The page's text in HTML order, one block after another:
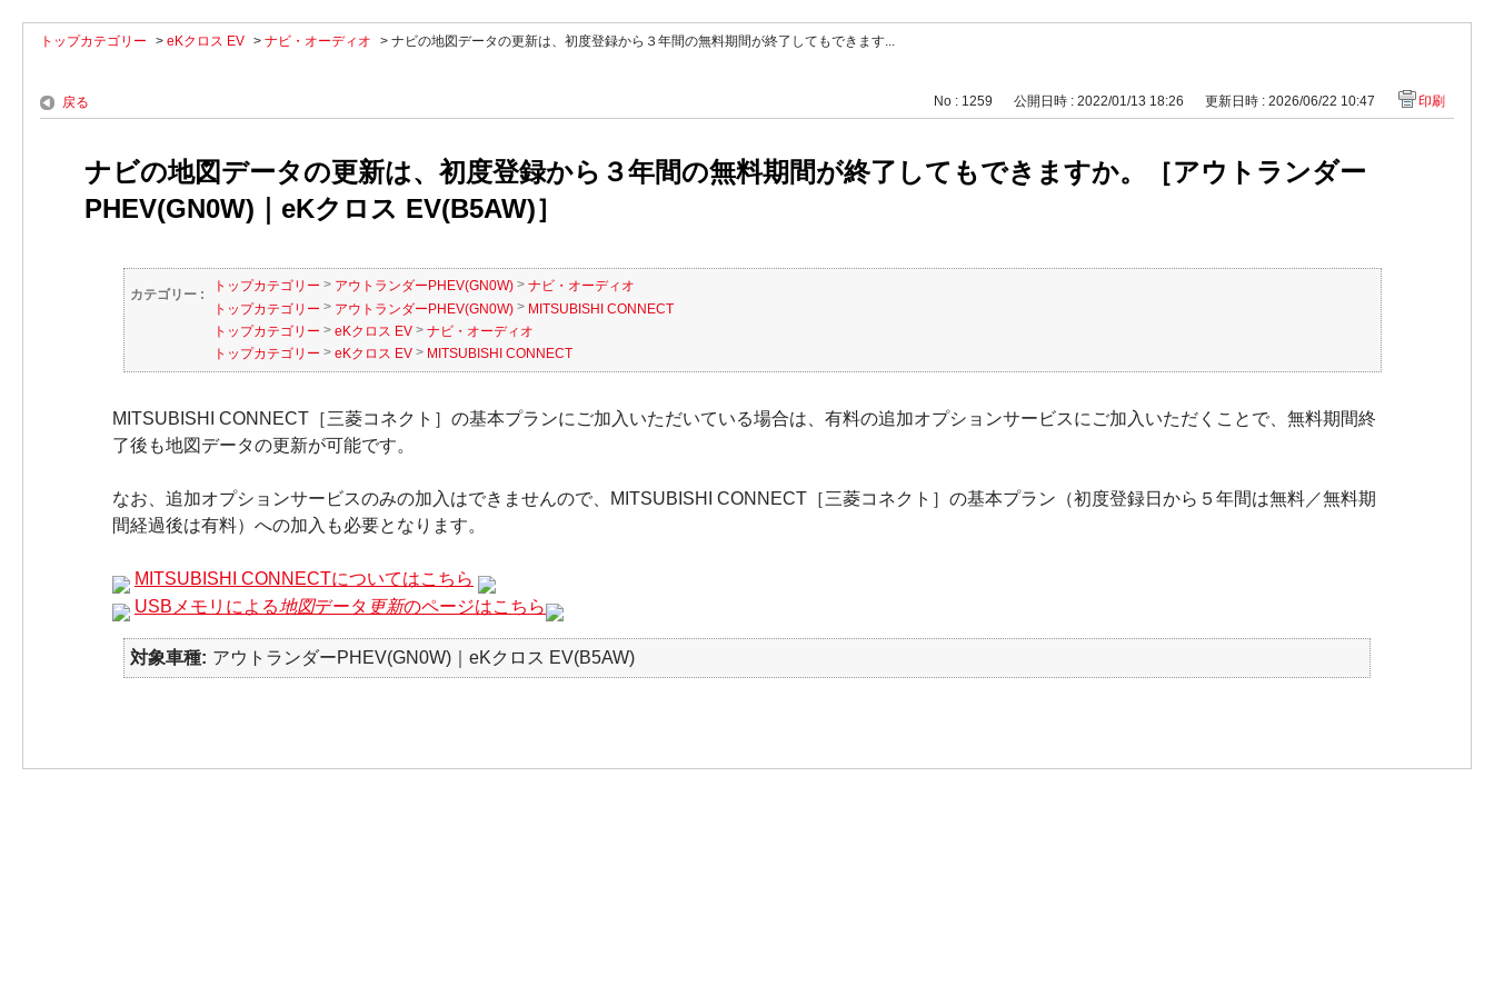
トップカテゴリー > eKクロス EV > ナビ・オーディオ > ナビの地図データの更新は、初度登録から３年間の無料期間が終了してもできます...
戻る No : 1259 公開日時 : 2022/01/13 18:26 更新日時 : 2026/06/22 10:47 印刷
ナビの地図データの更新は、初度登録から３年間の無料期間が終了してもできますか。［アウトランダー
PHEV(GN0W)｜eKクロス EV(B5AW)］
カテゴリー :
トップカテゴリー > アウトランダーPHEV(GN0W) > ナビ・オーディオ
トップカテゴリー > アウトランダーPHEV(GN0W) > MITSUBISHI CONNECT
トップカテゴリー > eKクロス EV > ナビ・オーディオ
トップカテゴリー > eKクロス EV > MITSUBISHI CONNECT
MITSUBISHI CONNECT［三菱コネクト］の基本プランにご加入いただいている場合は、有料の追加オプションサービスにご加入いただくことで、無料期間終
了後も地図データの更新が可能です。
なお、追加オプションサービスのみの加入はできませんので、MITSUBISHI CONNECT［三菱コネクト］の基本プラン（初度登録日から５年間は無料／無料期
間経過後は有料）への加入も必要となります。
MITSUBISHI CONNECTについてはこちら
USBメモリによる地図データ 更新のページはこちら
対象車種 アウトランダーPHEV(GN0W)｜eKクロス EV(B5AW)